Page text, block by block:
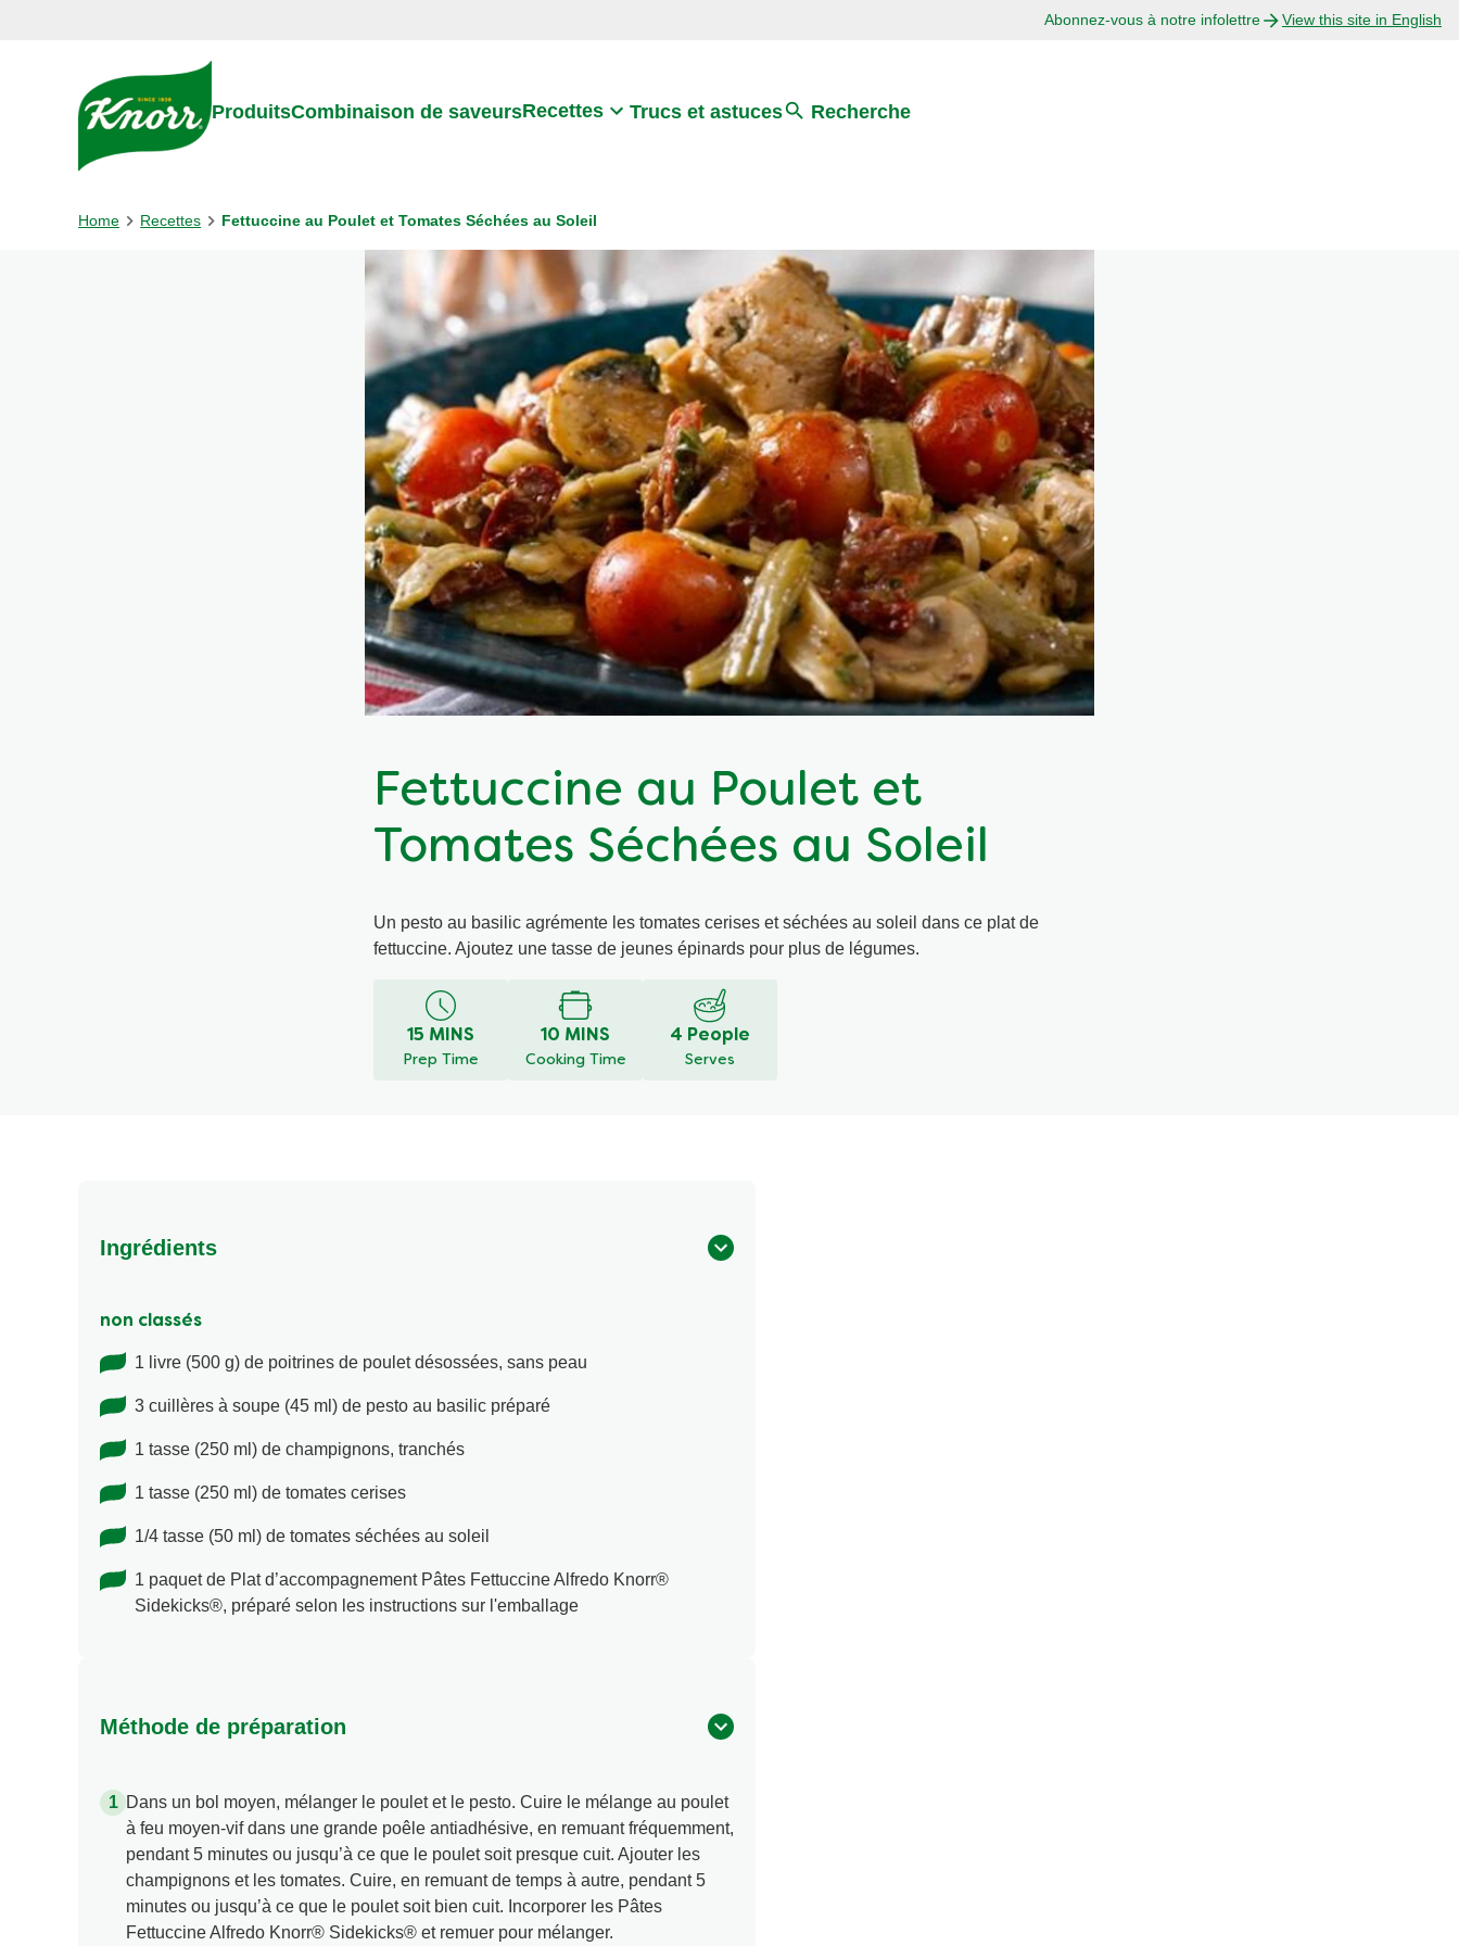
Abonnez-vous à notre infolettre View this site in English
ProduitsCombinaison de saveursRecettes Trucs et astuces Recherche
Home Recettes Fettuccine au Poulet et Tomates Séchées au Soleil
Fettuccine au Poulet et
Tomates Séchées au Soleil
Un pesto au basilic agrémente les tomates cerises et séchées au soleil dans ce plat de
fettuccine. Ajoutez une tasse de jeunes épinards pour plus de légumes.
15 MINS
Prep Time
10 MINS
Cooking Time
4 People
Serves
Ingrédients
non classés
1 livre (500 g) de poitrines de poulet désossées, sans peau
3 cuillères à soupe (45 ml) de pesto au basilic préparé
1 tasse (250 ml) de champignons, tranchés
1 tasse (250 ml) de tomates cerises
1/4 tasse (50 ml) de tomates séchées au soleil
1 paquet de Plat d’accompagnement Pâtes Fettuccine Alfredo Knorr®
Sidekicks®, préparé selon les instructions sur l'emballage
Méthode de préparation
Dans un bol moyen, mélanger le poulet et le pesto. Cuire le mélange au poulet
à feu moyen-vif dans une grande poêle antiadhésive, en remuant fréquemment,
pendant 5 minutes ou jusqu’à ce que le poulet soit presque cuit. Ajouter les
champignons et les tomates. Cuire, en remuant de temps à autre, pendant 5
minutes ou jusqu’à ce que le poulet soit bien cuit. Incorporer les Pâtes
Fettuccine Alfredo Knorr® Sidekicks® et remuer pour mélanger.